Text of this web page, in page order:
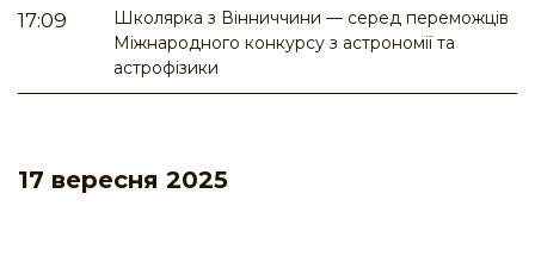
17:09
Школярка з Вінниччини — серед переможців
Міжнародного конкурсу з астрономії та
астрофізики
17 вересня 2025